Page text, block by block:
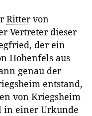
Rittervon
Vertreter dieser
der ein
Hohenfels aus
genau der
entstand,
von Kriegsheim
in einer Urkunde